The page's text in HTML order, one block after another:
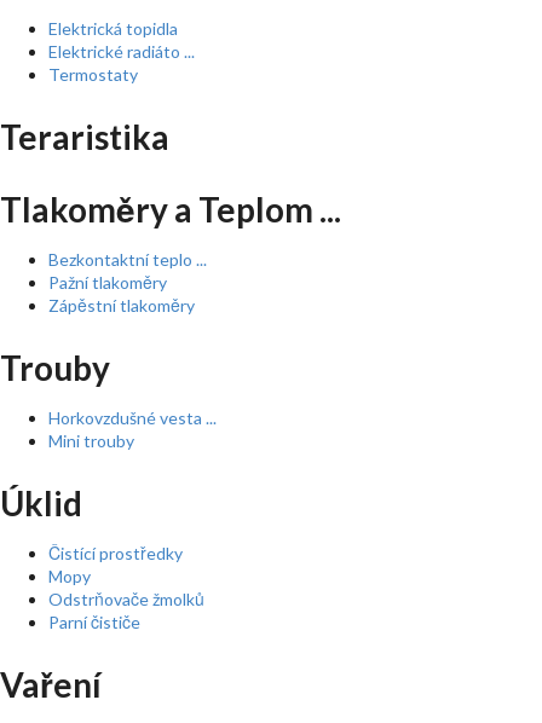
Elektrická topidla
Elektrické radiáto ...
Termostaty
Teraristika
Tlakoměry a Teplom ...
Bezkontaktní teplo ...
Pažní tlakoměry
Zápěstní tlakoměry
Trouby
Horkovzdušné vesta ...
Mini trouby
Úklid
Čistící prostředky
Mopy
Odstrňovače žmolků
Parní čističe
Vaření